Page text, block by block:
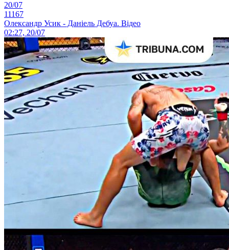
20/07
11167
Олександр Усик - Даніель Дебуа. Відео
02:27, 20/07